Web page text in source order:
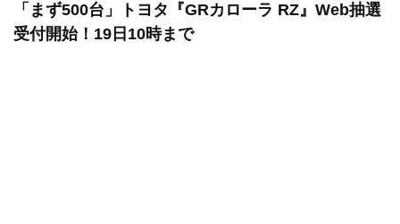
「まず500台」トヨタ『GRカローラ RZ』Web抽選
受付開始！19日10時まで